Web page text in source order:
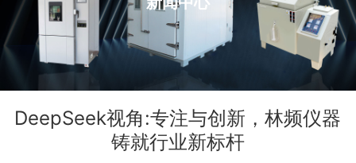
DeepSeek视角:专注与创新，林频仪器
铸就行业新标杆